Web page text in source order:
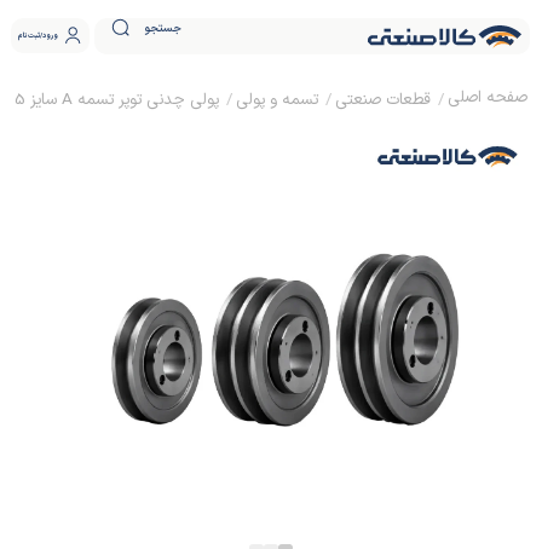
جستجو ورود ثبت نام
قطعات صنعتی تسمه و پولی پولی چدنی توپر تسمه A سایز 45 نافی دار